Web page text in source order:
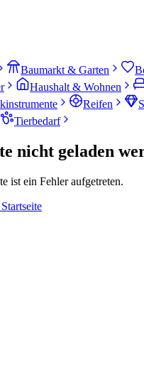
Baumarkt & Garten
Haushalt & Wohnen
Reifen
Tierbedarf
nicht geladen
ist ein Fehler aufgetreten.